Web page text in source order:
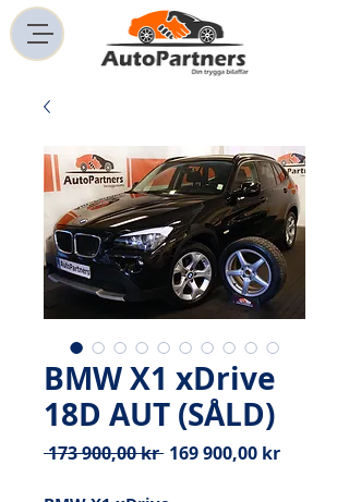
BMW X1 xDrive
18D AUT (SÅLD)
173 900,00 kr Ordinarie
169 900,00 krReapris